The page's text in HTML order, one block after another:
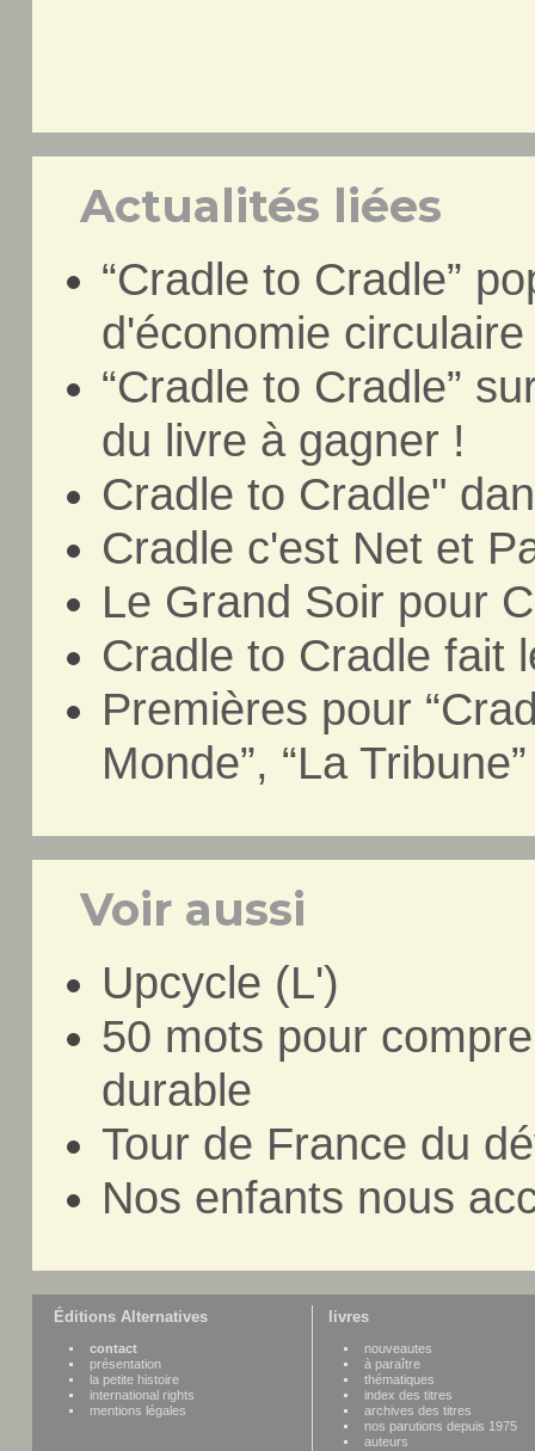
Actualités liées
“Cradle to Cradle”
d'économie circulaire
“Cradle to Cradle”
du livre à gagner !
Cradle to Cradle"
Cradle c'est Net et
Le Grand Soir pour
Cradle to Cradle fait
Premières pour
Monde”, “La
Voir aussi
Upcycle (L')
50 mots pour
durable
Tour de France du
Nos enfants nous
Éditions Alternatives
contact
présentation
la petite histoire
international rights
mentions légales
livres
nouveautes
à paraître
thématiques
index des titres
archives des titres
nos parutions depuis 1975
auteurs